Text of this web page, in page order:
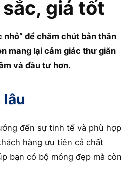
giá tốt
nhỏ” để chăm chút bản thân
mang lại cảm giác thư giãn
và đầu tư hơn.
lâu
đến sự tinh tế và phù hợp
hàng ưu tiên cả chất
bạn có bộ móng đẹp mà còn